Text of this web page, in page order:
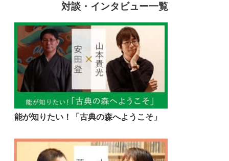
対談・インタビュー一覧
能が知りたい！「古典の森へようこそ」